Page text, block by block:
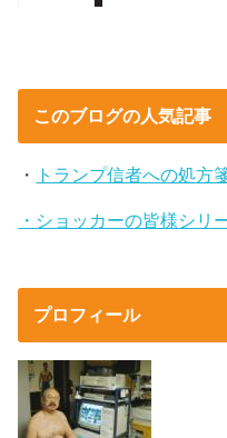
このブログの人気記事
・ トランプ信者への処
・ショッカーの皆様シリ
プロフィール